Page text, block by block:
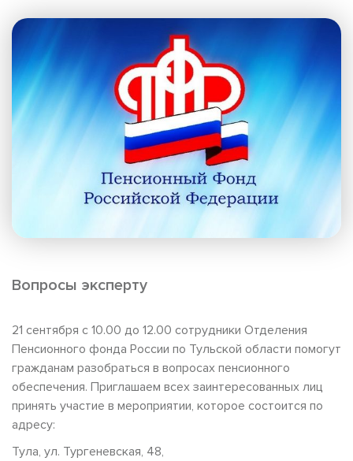
Вопросы эксперту
21 сентября с 10.00 до 12.00 сотрудники Отделения
Пенсионного фонда России по Тульской области помогут
гражданам разобраться в вопросах пенсионного
обеспечения. Приглашаем всех заинтересованных лиц
принять участие в мероприятии, которое состоится по
адресу:
Тула, ул. Тургеневская, 48,